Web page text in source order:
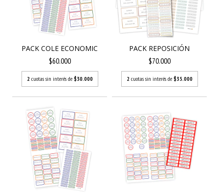
PACK COLE ECONOMIC
$60.000
2 cuotas sin interés de $30.000
PACK REPOSICIÓN
$70.000
2 cuotas sin interés de $35.000